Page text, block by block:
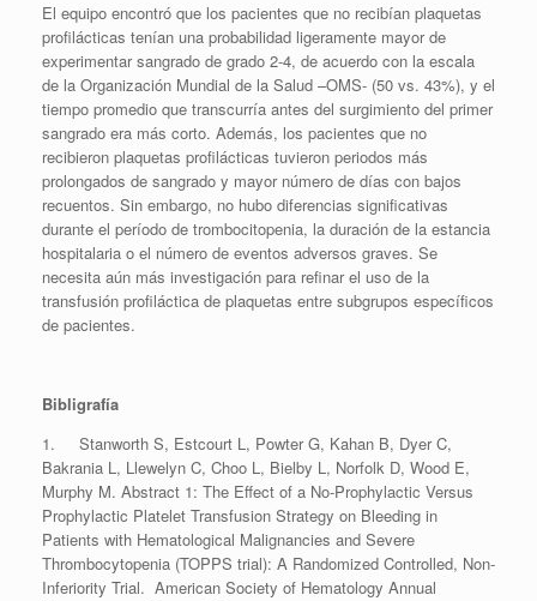
El equipo encontró que los pacientes que no recibían plaquetas
profilácticas tenían una probabilidad ligeramente mayor de
experimentar sangrado de grado 2-4, de acuerdo con la escala
de la Organización Mundial de la Salud –OMS- (50 vs. 43%), y el
tiempo promedio que transcurría antes del surgimiento del primer
sangrado era más corto. Además, los pacientes que no
recibieron plaquetas profilácticas tuvieron periodos más
prolongados de sangrado y mayor número de días con bajos
recuentos. Sin embargo, no hubo diferencias significativas
durante el período de trombocitopenia, la duración de la estancia
hospitalaria o el número de eventos adversos graves. Se
necesita aún más investigación para refinar el uso de la
transfusión profiláctica de plaquetas entre subgrupos específicos
de pacientes.
Bibligrafía
1. Stanworth S, Estcourt L, Powter G, Kahan B, Dyer C,
Bakrania L, Llewelyn C, Choo L, Bielby L, Norfolk D, Wood E,
Murphy M. Abstract 1: The Effect of a No-Prophylactic Versus
Prophylactic Platelet Transfusion Strategy on Bleeding in
Patients with Hematological Malignancies and Severe
Thrombocytopenia (TOPPS trial): A Randomized Controlled, Non-
Inferiority Trial. American Society of Hematology Annual